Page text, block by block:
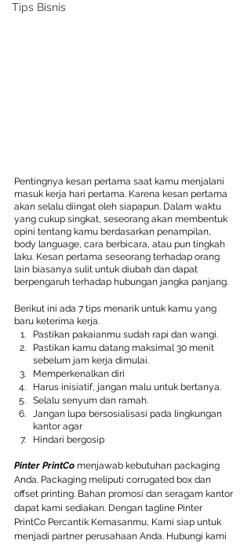
Tips Bisnis
Pentingnya kesan pertama saat kamu menjalani
masuk kerja hari pertama. Karena kesan pertama
akan selalu diingat oleh siapapun. Dalam waktu
yang cukup singkat, seseorang akan membentuk
opini tentang kamu berdasarkan penampilan,
body language, cara berbicara, atau pun tingkah
laku. Kesan pertama seseorang terhadap orang
lain biasanya sulit untuk diubah dan dapat
berpengaruh terhadap hubungan jangka panjang.
Berikut ini ada 7 tips menarik untuk kamu yang
baru keterima kerja.
Pastikan pakaianmu sudah rapi dan wangi.
Pastikan kamu datang maksimal 30 menit
sebelum jam kerja dimulai.
Memperkenalkan diri
Harus inisiatif, jangan malu untuk bertanya.
Selalu senyum dan ramah.
Jangan lupa bersosialisasi pada lingkungan
kantor agar
Hindari bergosip
Pinter PrintCo menjawab kebutuhan packaging
Anda. Packaging meliputi corrugated box dan
offset printing. Bahan promosi dan seragam kantor
dapat kami sediakan. Dengan tagline Pinter
PrintCo Percantik Kemasanmu, Kami siap untuk
menjadi partner perusahaan Anda. Hubungi kami